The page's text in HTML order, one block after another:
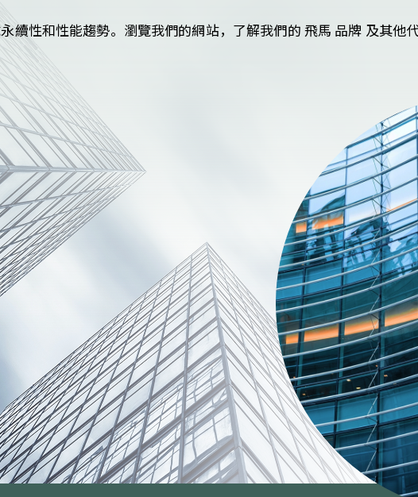
續性和性能趨勢。瀏覽我們的網站，了解我們的 飛馬 品牌 及其他